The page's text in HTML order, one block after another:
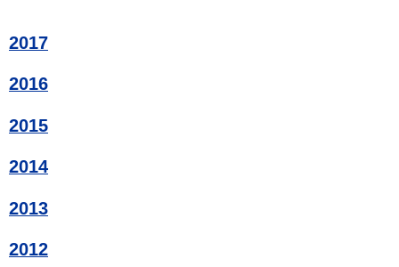
2017
2016
2015
2014
2013
2012